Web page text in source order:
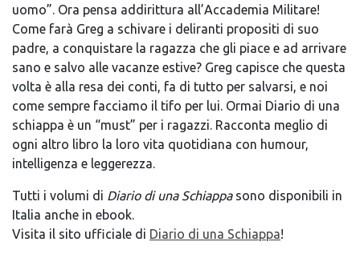
uomo”. Ora pensa addirittura all’Accademia Militare!
Come farà Greg a schivare i deliranti propositi di suo
padre, a conquistare la ragazza che gli piace e ad arrivare
sano e salvo alle vacanze estive? Greg capisce che questa
volta è alla resa dei conti, fa di tutto per salvarsi, e noi
come sempre facciamo il tifo per lui. Ormai Diario di una
schiappa è un “must” per i ragazzi. Racconta meglio di
ogni altro libro la loro vita quotidiana con humour,
intelligenza e leggerezza.
Tutti i volumi di Diario di una Schiappasono disponibili in
Italia anche in ebook.
Visita il sito ufficiale di Diario di una Schiappa!